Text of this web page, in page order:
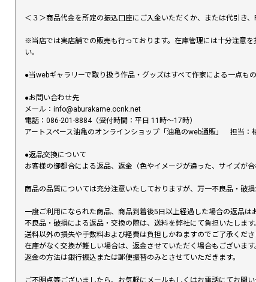
＜３＞商品代金を所定の振込口座にご入金いただくか、または代引き
※当店では実店舗での販売も行っております。在庫管理には十分注意
い。
●当webギャラリーで取り扱う作品・グッズはすべて作家による一点も
●お問い合わせ先
メール：info@aburakame.ocnk.net
電話：086-201-8884（受付時間：平日 11時〜17時）
アートスペース油亀のオンラインショップ「油亀のweb通販」 担当：
●返品交換について
お客様の御都合による返品、返金（色やイメージが違った、サイズが
商品の品質については充分注意いたしておりますが、万一不良品・破
一度ご利用になられた商品、商品到着後5日以上経過した場合の返品は
不良品・破損による返品・交換の際は、送料を弊社にて負担いたします
送料以外の損失や手数料および経費は負担しかねますのでご了承くださ
在庫がなく交換が難しい場合は、返金させていただく場合もございます
返金の方法は銀行振込または郵便振替のみとさせていただきます。
ご不明点等ございましたら、お気軽にメールもしくはお電話にてお問い